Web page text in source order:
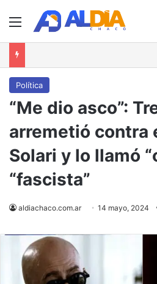
Menú
Política
“Me dio asco”:
arremetió contra
Solari y lo llamó
“fascista”
aldiachaco.com.ar 14 mayo, 2024